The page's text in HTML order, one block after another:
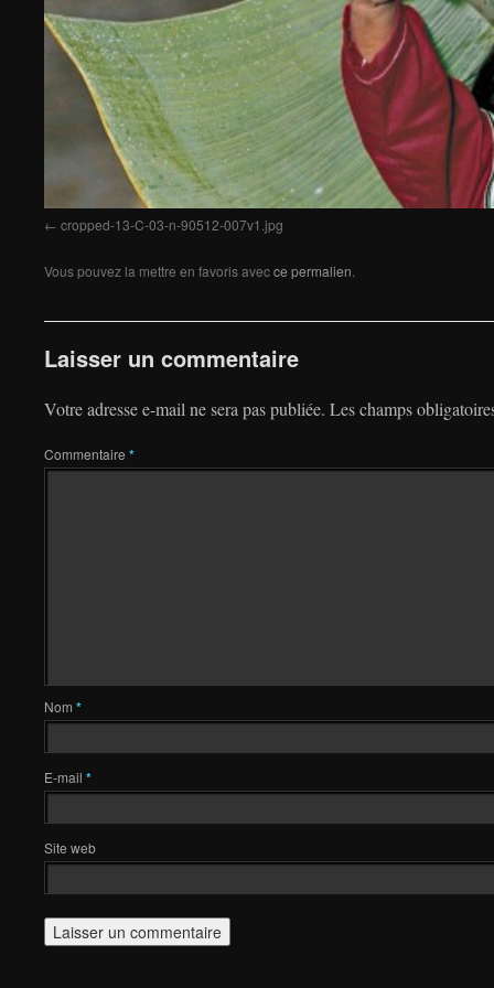
cropped-13-C-03-n-90512-007v1.jpg
Vous pouvez la mettre en favoris avecce permalien
Laisser un commentaire
Votre adresse e-mail ne sera pas publiée. Les champs
Commentaire *
Nom *
E-mail *
Site web